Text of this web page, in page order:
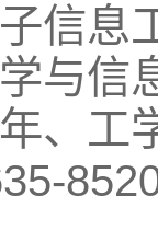
信息
与信
、工